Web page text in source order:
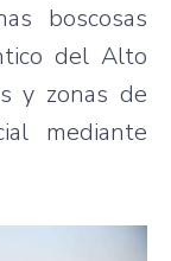
boscosas
del Alto
y zonas de
mediante